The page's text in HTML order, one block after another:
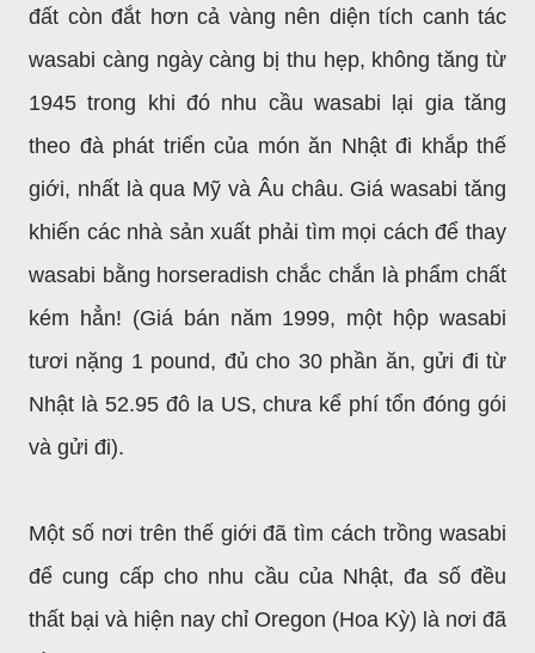
đất còn đắt hơn cả vàng nên diện tích canh tác
wasabi càng ngày càng bị thu hẹp, không tăng từ
1945 trong khi đó nhu cầu wasabi lại gia tăng
theo đà phát triển của món ăn Nhật đi khắp thế
giới, nhất là qua Mỹ và Âu châu. Giá wasabi tăng
khiến các nhà sản xuất phải tìm mọi cách để thay
wasabi bằng horseradish chắc chắn là phẩm chất
kém hẳn! (Giá bán năm 1999, một hộp wasabi
tươi nặng 1 pound, đủ cho 30 phần ăn, gửi đi từ
Nhật là 52.95 đô la US, chưa kể phí tổn đóng gói
và gửi đi).
Một số nơi trên thế giới đã tìm cách trồng wasabi
để cung cấp cho nhu cầu của Nhật, đa số đều
thất bại và hiện nay chỉ Oregon (Hoa Kỳ) là nơi đã